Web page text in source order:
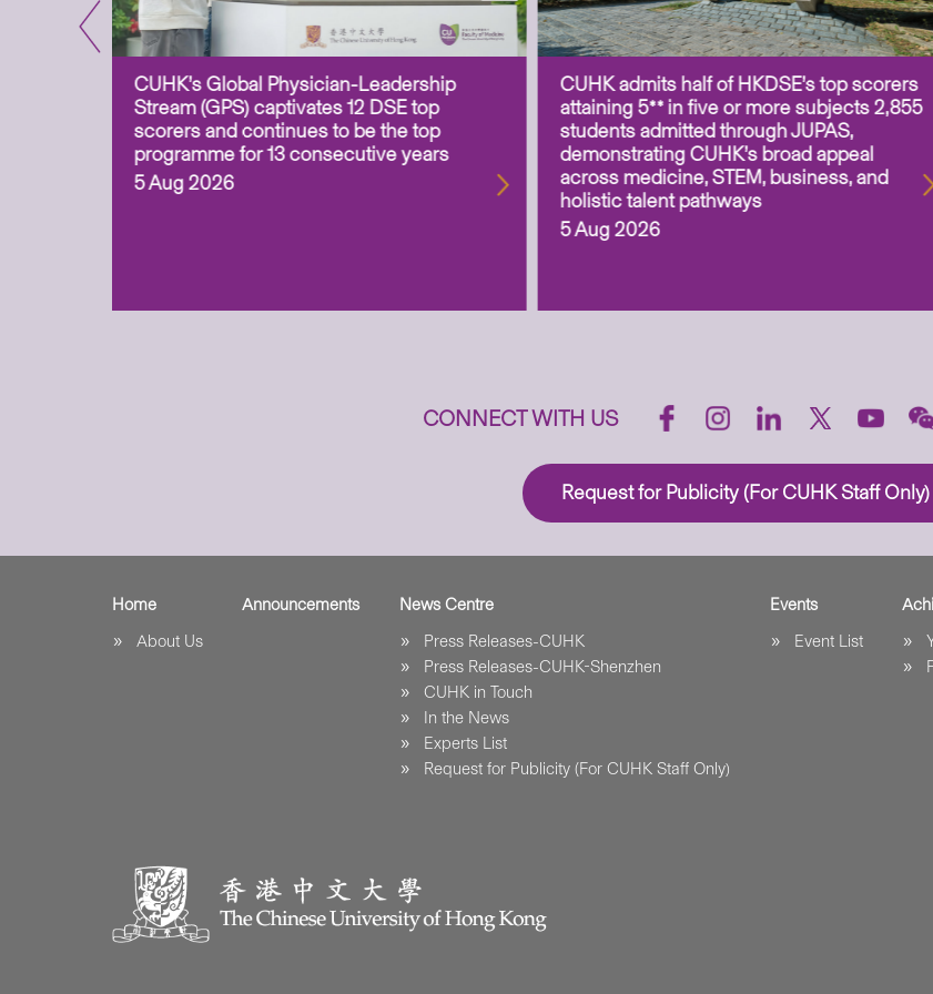
CUHK’s Global Physician-Leadership
Stream (GPS) captivates 12 DSE top
scorers and continues to be the top
programme for 13 consecutive years
5 Aug 2026
CUHK admits half of HKDSE’s top scorers
attaining 5** in five or more subjects 2,855
students admitted through JUPAS,
demonstrating CUHK’s broad appeal
across medicine, STEM, business, and
holistic talent pathways
5 Aug 2026
CONNECT WITH US
Request for Publicity (For CUHK Staff Only)
Home
About Us
Announcements
News Centre
Press Releases-CUHK
Press Releases-CUHK-Shenzhen
CUHK in Touch
In the News
Experts List
Request for Publicity (For CUHK Staff Only)
Events
Event List